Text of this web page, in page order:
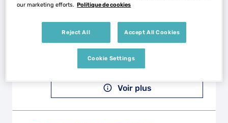
24.9 km
10 Rue des Balsamines
95100 ARGENTEUIL
Fermé aujourd'hui
Téléphone
Voir plus
our marketing efforts. Politique de cookies
Reject All Accept All Cookies
Cookie Settings